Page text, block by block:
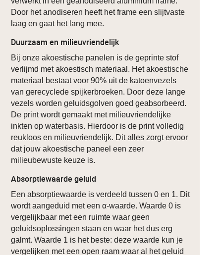
Door het anodiseren heeft het frame een slijtvaste
laag en gaat het lang mee.
Duurzaam en milieuvriendelijk
Bij onze akoestische panelen is de geprinte stof
verlijmd met akoestisch materiaal. Het akoestische
materiaal bestaat voor 90% uit de katoenvezels
van gerecyclede spijkerbroeken. Door deze lange
vezels worden geluidsgolven goed geabsorbeerd.
De print wordt gemaakt met milieuvriendelijke
inkten op waterbasis. Hierdoor is de print volledig
reukloos en milieuvriendelijk. Dit alles zorgt ervoor
dat jouw akoestische paneel een zeer
milieubewuste keuze is.
Absorptiewaarde geluid
Een absorptiewaarde is verdeeld tussen 0 en 1. Dit
wordt aangeduid met een α-waarde. Waarde 0 is
vergelijkbaar met een ruimte waar geen
geluidsoplossingen staan en waar het dus erg
galmt. Waarde 1 is het beste: deze waarde kun je
vergelijken met een open raam waar al het geluid